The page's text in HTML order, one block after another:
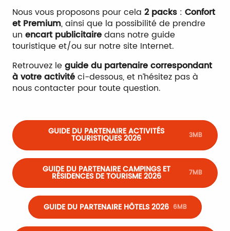
Nous vous proposons pour cela 2 packs : Confort
et Premium, ainsi que la possibilité de prendre
un encart publicitairedans notre guide
touristique et/ou sur notre site Internet.
Retrouvez leguide du partenaire correspondant
à votre activitéci-dessous, et n’hésitez pas à
nous contacter pour toute question.
GUIDE DU PARTENAIRE ACTIVITÉS
TOURISTIQUES 2026 3MB
GUIDE DU PARTENAIRE CAMPINGS ET
RÉSIDENCES DE TOURISME 2026 7MB
GUIDE DU PARTENAIRE HÔTELS 2026 6MB